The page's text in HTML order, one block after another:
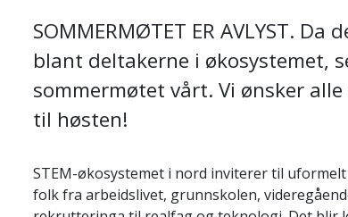
SOMMERMØTET ER AVLYST.
blant deltakerne i økosystemet,
sommermøtet vårt. Vi ønsker
til høsten!
STEM-økosystemet i nord inviterer til
folk fra arbeidslivet, grunnskolen,